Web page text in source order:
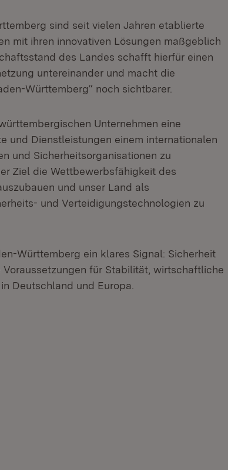
sind seit vielen Jahren etablierte
mit ihren innovativen Lösungen maßgeblich
des Landes schafft hierfür einen
untereinander und macht die
Württemberg“ noch sichtbarer.
Unternehmen eine
und Dienstleistungen einem internationalen
und Sicherheitsorganisationen zu
Ziel die Wettbewerbsfähigkeit des
und unser Land als
und Verteidigungstechnologien zu
Württemberg ein klares Signal: Sicherheit
für Stabilität, wirtschaftliche
Deutschland und Europa.